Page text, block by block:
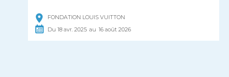
FONDATION LOUIS VUITTON
Du 18 avr.2025 au 16 août2026